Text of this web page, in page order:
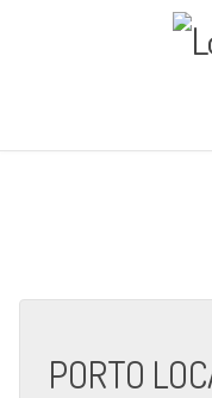
PORTO